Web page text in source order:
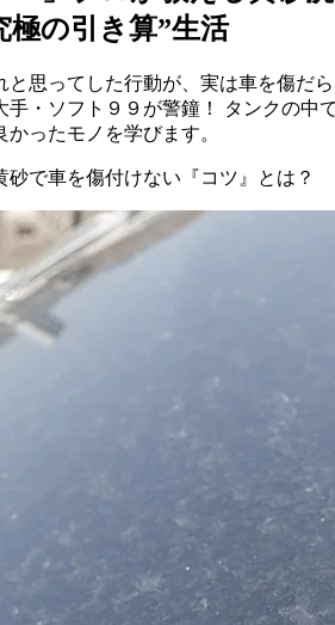
極の引き算”生活
思ってした行動が、実は車を傷だ
手・ソフト９９が警鐘！ タンクの
ったモノを学びます。
で車を傷付けない『コツ』とは？